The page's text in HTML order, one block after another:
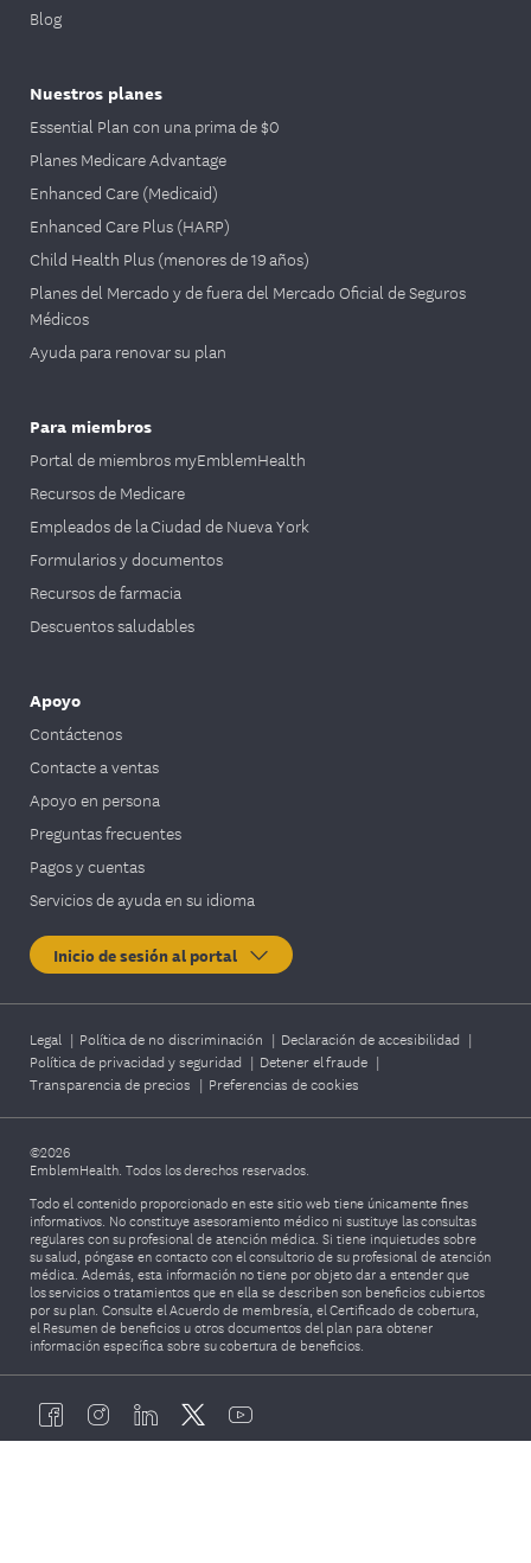
Blog
Nuestros planes
Essential Plan con una prima de $0
Planes Medicare Advantage
Enhanced Care (Medicaid)
Enhanced Care Plus (HARP)
Child Health Plus (menores de 19 años)
Planes del Mercado y de fuera del Mercado Oficial de Seguros
Médicos
Ayuda para renovar su plan
Para miembros
Portal de miembros myEmblemHealth
Recursos de Medicare
Empleados de la Ciudad de Nueva York
Formularios y documentos
Recursos de farmacia
Descuentos saludables
Apoyo
Contáctenos
Contacte a ventas
Apoyo en persona
Preguntas frecuentes
Pagos y cuentas
Servicios de ayuda en su idioma
Inicio de sesión al portal
Legal | Política de no discriminación | Declaración de accesibilidad |
Política de privacidad y seguridad | Detener el fraude |
Transparencia de precios | Preferencias de cookies
©2026
EmblemHealth. Todos los derechos reservados.
Todo el contenido proporcionado en este sitio web tiene únicamente fines
informativos. No constituye asesoramiento médico ni sustituye las consultas
regulares con su profesional de atención médica. Si tiene inquietudes sobre
su salud, póngase en contacto con el consultorio de su profesional de atención
médica. Además, esta información no tiene por objeto dar a entender que
los servicios o tratamientos que en ella se describen son beneficios cubiertos
por su plan. Consulte el Acuerdo de membresía, el Certificado de cobertura,
el Resumen de beneficios u otros documentos del plan para obtener
información específica sobre su cobertura de beneficios.